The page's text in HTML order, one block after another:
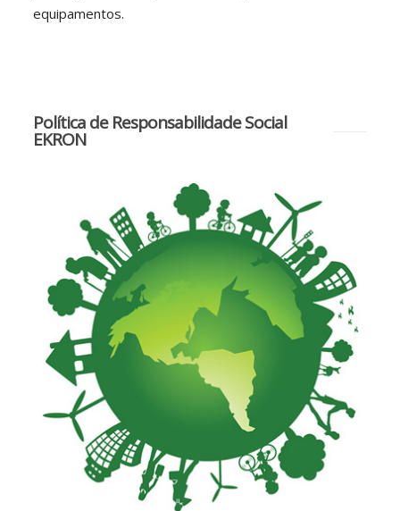
equipamentos.
Política de Responsabilidade Social
EKRON